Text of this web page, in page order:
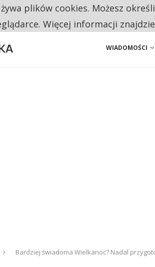
Z EMERYTURY SENIORZY
WIADOMOŚCI
Bardziej świadoma Wielkanoc? Nadal
plików cookies. Możesz
Więcej informacji